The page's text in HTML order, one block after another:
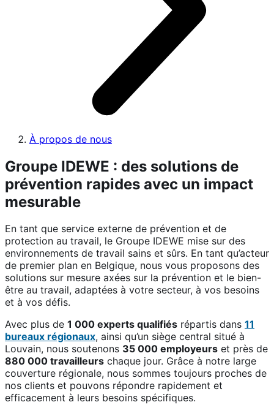
À propos de nous
Groupe IDEWE : des solutions de
prévention rapides avec un impact
mesurable
En tant que service externe de prévention et de
protection au travail, le Groupe IDEWE mise sur des
environnements de travail sains et sûrs. En tant qu’acteur
de premier plan en Belgique, nous vous proposons des
solutions sur mesure axées sur la prévention et le bien-
être au travail, adaptées à votre secteur, à vos besoins
et à vos défis.
Avec plus de 1 000 experts qualifiés répartis dans 11
bureaux régionaux, ainsi qu’un siège central situé à
Louvain, nous soutenons 35 000 employeurs et près de
880 000 travailleurs chaque jour. Grâce à notre large
couverture régionale, nous sommes toujours proches de
nos clients et pouvons répondre rapidement et
efficacement à leurs besoins spécifiques.